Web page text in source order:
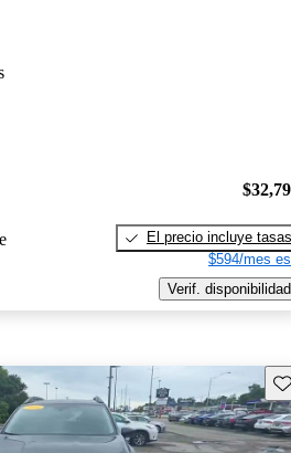
El precio incluye tasas
$594/mes
Verif. disponibilidad